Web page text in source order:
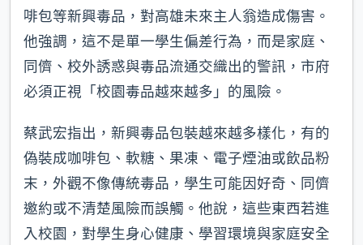
啡包等新興毒品，對高雄未來主人翁造成傷害。
他強調，這不是單一學生偏差行為，而是家庭、
同儕、校外誘惑與毒品流通交織出的警訊，市府
必須正視「校園毒品越來越多」的風險。
蔡武宏指出，新興毒品包裝越來越多樣化，有的
偽裝成咖啡包、軟糖、果凍、電子煙油或飲品粉
末，外觀不像傳統毒品，學生可能因好奇、同儕
邀約或不清楚風險而誤觸。他說，這些東西若進
入校園，對學生身心健康、學習環境與家庭安全